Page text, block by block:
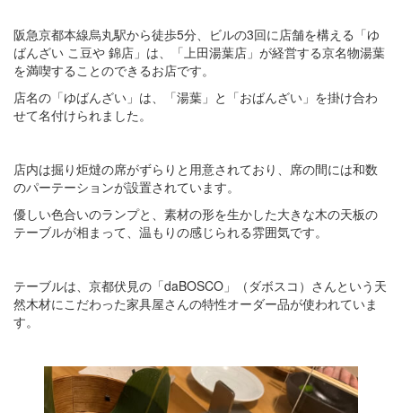
阪急京都本線烏丸駅から徒歩5分、ビルの3回に店舗を構える「ゆ
ばんざい こ豆や 錦店」は、「上田湯葉店」が経営する京名物湯葉
を満喫することのできるお店です。
店名の「ゆばんざい」は、「湯葉」と「おばんざい」を掛け合わ
せて名付けられました。
店内は掘り炬燵の席がずらりと用意されており、席の間には和数
のパーテーションが設置されています。
優しい色合いのランプと、素材の形を生かした大きな木の天板の
テーブルが相まって、温もりの感じられる雰囲気です。
テーブルは、京都伏見の「daBOSCO」（ダボスコ）さんという天
然木材にこだわった家具屋さんの特性オーダー品が使われていま
す。